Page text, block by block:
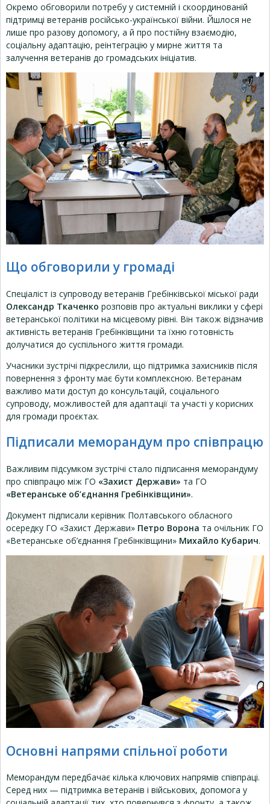
Окремо обговорили потребу у системній і скоординованій
підтримці ветеранів російсько-української війни. Йшлося не
лише про разову допомогу, а й про постійну взаємодію,
соціальну адаптацію, реінтеграцію у мирне життя та
залучення ветеранів до громадських ініціатив.
Що обговорили у громаді
Спеціаліст із супроводу ветеранів Гребінківської міської ради
Олександр Ткаченко розповів про актуальні виклики у сфері
ветеранської політики на місцевому рівні. Він також відзначив
активність ветеранів Гребінківщини та їхню готовність
долучатися до суспільного життя громади.
Учасники зустрічі підкреслили, що підтримка захисників після
повернення з фронту має бути комплексною. Ветеранам
важливо мати доступ до консультацій, соціального
супроводу, можливостей для адаптації та участі у корисних
для громади проєктах.
Підписали меморандум про співпрацю
Важливим підсумком зустрічі стало підписання меморандуму
про співпрацю між ГО «Захист Держави» та ГО
«Ветеранське об’єднання Гребінківщини».
Документ підписали керівник Полтавського обласного
осередку ГО «Захист Держави» Петро Ворона та очільник ГО
«Ветеранське об’єднання Гребінківщини» Михайло Кубарич.
Основні напрями спільної роботи
Меморандум передбачає кілька ключових напрямів співпраці.
Серед них — підтримка ветеранів і військових, допомога у